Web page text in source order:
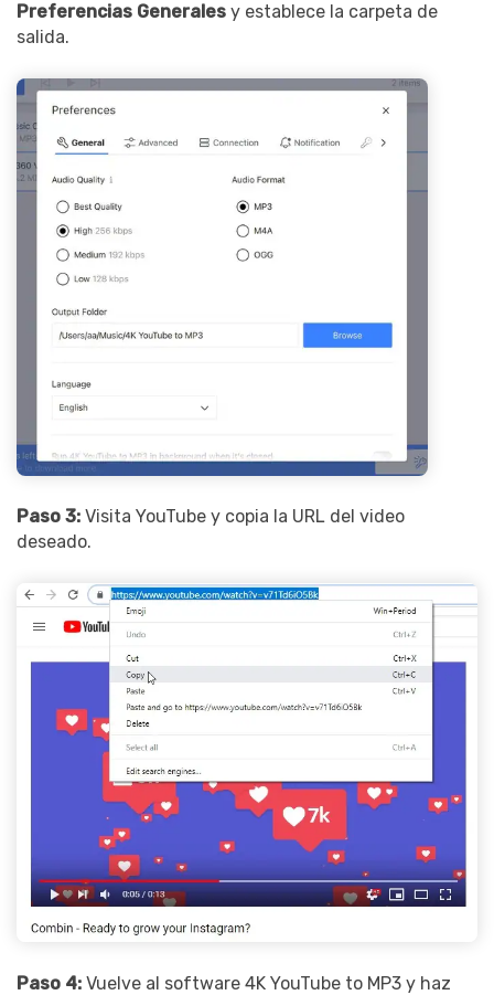
Preferencias Generales y establece la carpeta de
salida.
Paso 3: Visita YouTube y copia la URL del video
deseado.
Paso 4: Vuelve al software 4K YouTube to MP3 y haz